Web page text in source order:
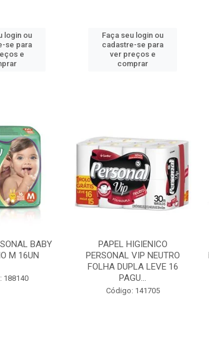
login ou
se para
e
Faça seu login ou
cadastre-se para
ver preços e
comprar
BABY
M 16UN
188140
PAPEL HIGIENICO
PERSONAL VIP NEUTRO
FOLHA DUPLA LEVE 16
PAGU...
Código: 141705